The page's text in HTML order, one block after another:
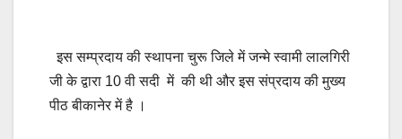
इस सम्प्रदाय की स्थापना चुरू जिले में जन्मे स्वामी लालगिरी
जी के द्वारा 10 वी सदी में की थी और इस संप्रदाय की मुख्य
पीठ बीकानेर में है ।